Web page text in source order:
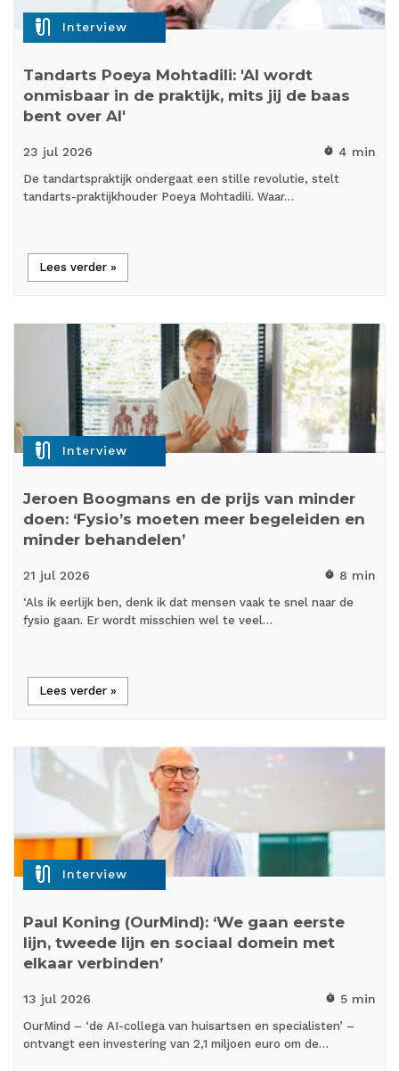
mic_external_on Interview
Tandarts Poeya Mohtadili: 'AI wordt
onmisbaar in de praktijk, mits jij de baas
bent over AI'
23 jul 2026 timer 4 min
De tandartspraktijk ondergaat een stille revolutie, stelt
tandarts-praktijkhouder Poeya Mohtadili. Waar…
Lees verder »
mic_external_on Interview
Jeroen Boogmans en de prijs van minder
doen: ‘Fysio’s moeten meer begeleiden en
minder behandelen’
21 jul 2026 timer 8 min
‘Als ik eerlijk ben, denk ik dat mensen vaak te snel naar de
fysio gaan. Er wordt misschien wel te veel…
Lees verder »
mic_external_on Interview
Paul Koning (OurMind): ‘We gaan eerste
lijn, tweede lijn en sociaal domein met
elkaar verbinden’
13 jul 2026 timer 5 min
OurMind – ‘de AI-collega van huisartsen en specialisten’ –
ontvangt een investering van 2,1 miljoen euro om de…